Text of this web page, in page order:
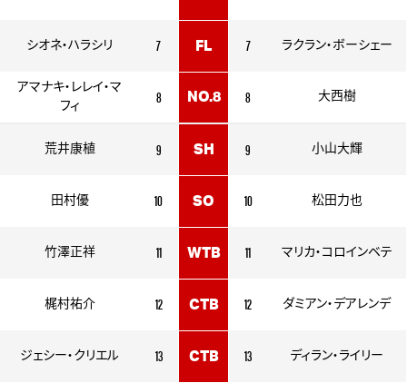
シオネ・ハラシリ 7 FL 7 ラクラン・ボーシェー
アマナキ・レレイ・マ
フィ
8 NO.8 8 大西樹
荒井康植 9 SH 9 小山大輝
田村優 10 SO 10 松田力也
竹澤正祥 11 WTB 11 マリカ・コロインベテ
梶村祐介 12 CTB 12 ダミアン・デアレンデ
ジェシー・クリエル 13 CTB 13 ディラン・ライリー